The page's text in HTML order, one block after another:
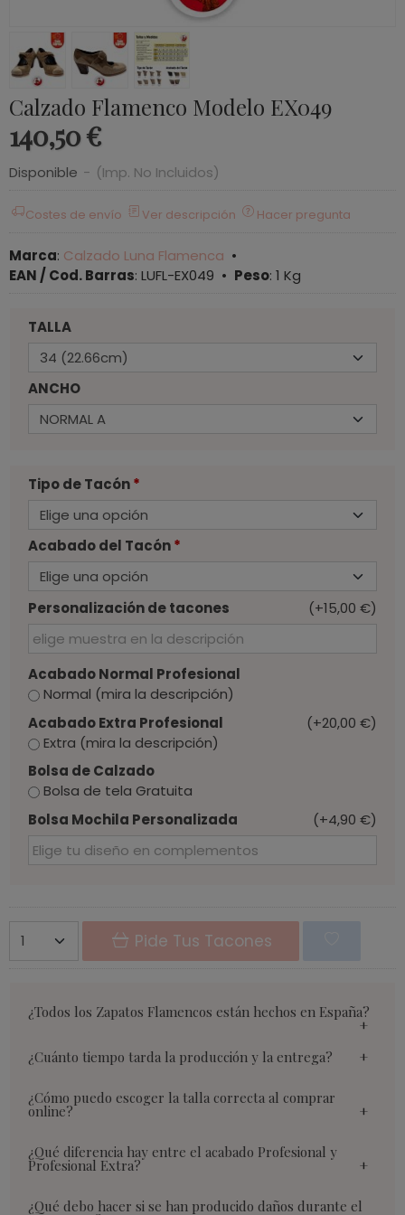
Calzado Flamenco Modelo EX049
140,50 €
Disponible - (Imp. No Incluidos)
Costes de envío Ver descripción Hacer pregunta
Marca: Calzado Luna Flamenca •
EAN / Cod. Barras: LUFL-EX049 • Peso: 1 Kg
TALLA
ANCHO
Tipo de Tacón*
Acabado del Tacón*
Personalización de tacones (+15,00 €)
Acabado Normal Profesional
Normal (mira la descripción)
Acabado Extra Profesional
(+20,00 €)
Extra (mira la descripción)
Bolsa de Calzado
Bolsa de tela Gratuita
Bolsa Mochila Personalizada
(+4,90 €)
Pide Tus Tacones
¿Todos los Zapatos Flamencos están hechos en España?
¿Cuánto tiempo tarda la producción y la entrega?
¿Cómo puedo escoger la talla correcta al comprar
online?
¿Qué diferencia hay entre el acabado Profesional y
Profesional Extra?
¿Qué debo hacer si se han producido daños durante el